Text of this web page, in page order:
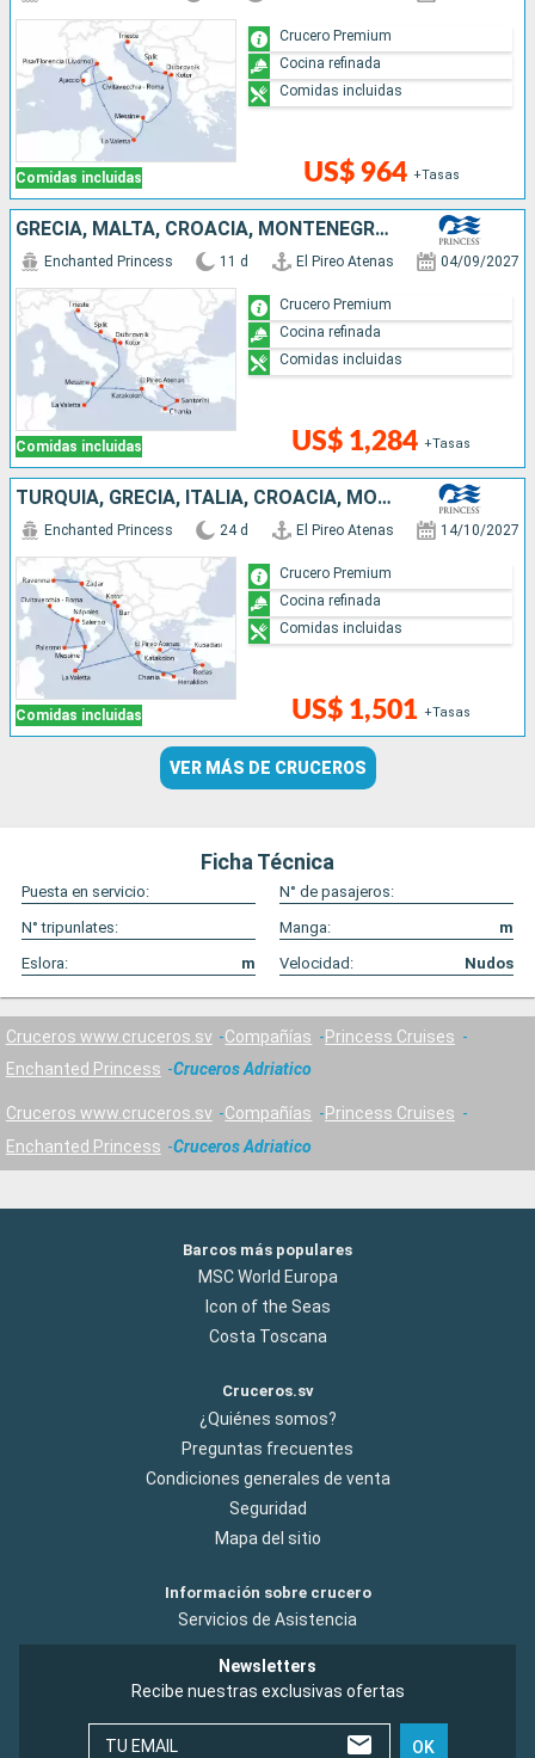
Comidas incluidas US$ 964 +Tasas
Crucero Premium
Cocina refinada
Comidas incluidas
GRECIA, MALTA, CROACIA, MONTENEGRO, ITALIA
Comidas incluidas
Enchanted Princess 11 d El Pireo Atenas 04/09/2027
US$ 1,284 +Tasas
Crucero Premium
Cocina refinada
Comidas incluidas
TURQUÍA, GRECIA, ITALIA, CROACIA, MONTENEGRO, MALTA
Comidas incluidas
Enchanted Princess 24 d El Pireo Atenas 14/10/2027
US$ 1,501 +Tasas
Crucero Premium
Cocina refinada
Comidas incluidas
VER MÁS DE CRUCEROS
Ficha Técnica
Puesta en servicio:
N° de pasajeros:
N° tripunlates:
Manga:
m
Eslora:
m Velocidad: Nudos
Cruceros www.cruceros.sv Compañías
Princess Cruises
Enchanted Princess
Cruceros Adriatico
Cruceros www.cruceros.sv Compañías
Princess Cruises
Enchanted Princess
Cruceros Adriatico
Barcos más populares
MSC World Europa
Icon of the Seas
Costa Toscana
Cruceros.sv
¿Quiénes somos?
Preguntas frecuentes
Condiciones generales de venta
Seguridad
Mapa del sitio
Información sobre crucero
Servicios de Asistencia
Newsletters
Recibe nuestras exclusivas ofertas
TU EMAIL OK